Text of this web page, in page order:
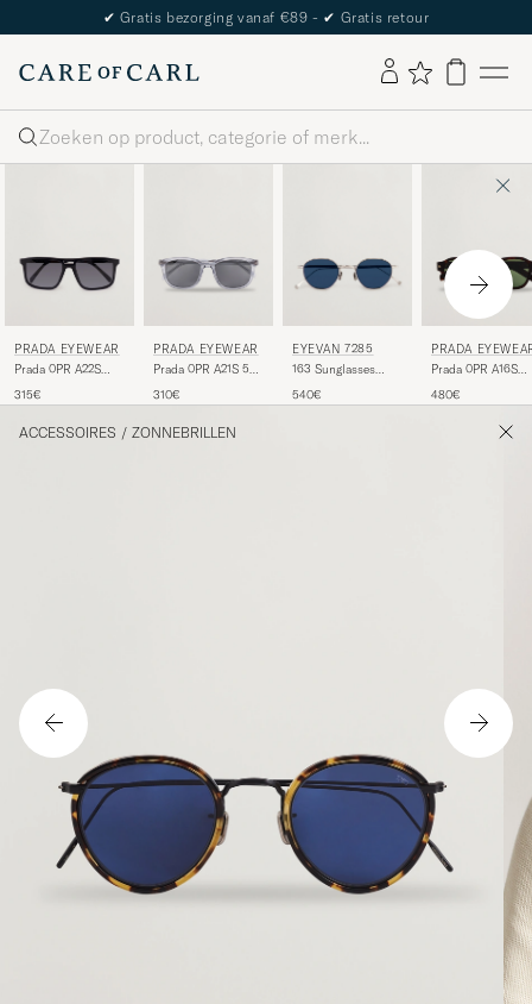
✔ Gratis bezorging vanaf €89 - ✔ Gratis retour
Zoeken
PRADA EYEWEAR
Prada 0PR A22S
315€
PRADA EYEWEAR
Prada 0PR A21S 53
310€
EYEVAN 7285
163 Sunglasses
540€
PRADA
Prada 0PR A16S
Tortoise
480€
ACCESSOIRES / ZONNEBRILLEN